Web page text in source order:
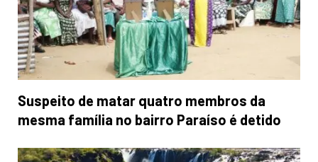
Suspeito de matar quatro membros da
mesma família no bairro Paraíso é detido